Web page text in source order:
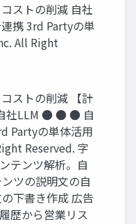
ストの削減 自社
携 3rd Partyの単
All Right
ストの削減 【計
社LLM ● ● ● 自
Partyの単体活用
Reserved. 字
テンツ解析。自
ツの説明文の自
下書き作成 広告
歴から営業リス